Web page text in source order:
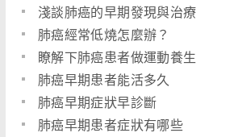
淺談肺癌的早期發現與治療
肺癌經常低燒怎麼辦？
瞭解下肺癌患者做運動養生
肺癌早期患者能活多久
肺癌早期症狀早診斷
肺癌早期患者症狀有哪些